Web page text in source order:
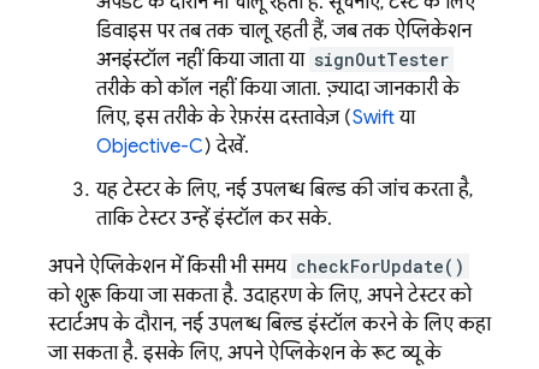
डिवाइस पर तब तक चालू रहती हैं, जब तक ऐप्लिकेशन
अनइंस्टॉल नहीं किया जाता या signOutTester
तरीके को कॉल नहीं किया जाता. ज़्यादा जानकारी के
लिए, इस तरीके के रेफ़रंस दस्तावेज़ (Swiftया
Objective-C) देखें.
यह टेस्टर के लिए, नई उपलब्ध बिल्ड की जांच करता है,
ताकि टेस्टर उन्हें इंस्टॉल कर सके.
अपने ऐप्लिकेशन में किसी भी समय checkForUpdate()
को शुरू किया जा सकता है. उदाहरण के लिए, अपने टेस्टर को
स्टार्टअप के दौरान, नई उपलब्ध बिल्ड इंस्टॉल करने के लिए कहा
जा सकता है. इसके लिए, अपने ऐप्लिकेशन के रूट व्यू के